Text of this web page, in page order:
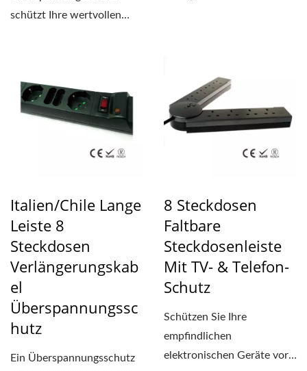
schützt Ihre wertvollen
Italien/Chile Lange
Leiste 8
Steckdosen
Verlängerungskab
El
Überspannungssc
Hutz
Ein Überspannungsschutz
8 Steckdosen
Faltbare
Steckdosenleiste
Mit TV- & Telefon-
Schutz
Schützen Sie Ihre
empfindlichen
elektronischen Geräte vor